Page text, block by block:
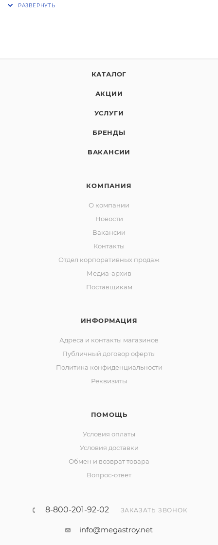
КАТАЛОГ
АКЦИИ
УСЛУГИ
БРЕНДЫ
ВАКАНСИИ
КОМПАНИЯ
О компании
Новости
Вакансии
Контакты
Отдел корпоративных продаж
Медиа-архив
Поставщикам
ИНФОРМАЦИЯ
Адреса и контакты магазинов
Публичный договор оферты
Политика конфиденциальности
Реквизиты
ПОМОЩЬ
Условия оплаты
Условия доставки
Обмен и возврат товара
Вопрос-ответ
8-800-201-92-02 ЗАКАЗАТЬ ЗВОНОК
info@megastroy.net